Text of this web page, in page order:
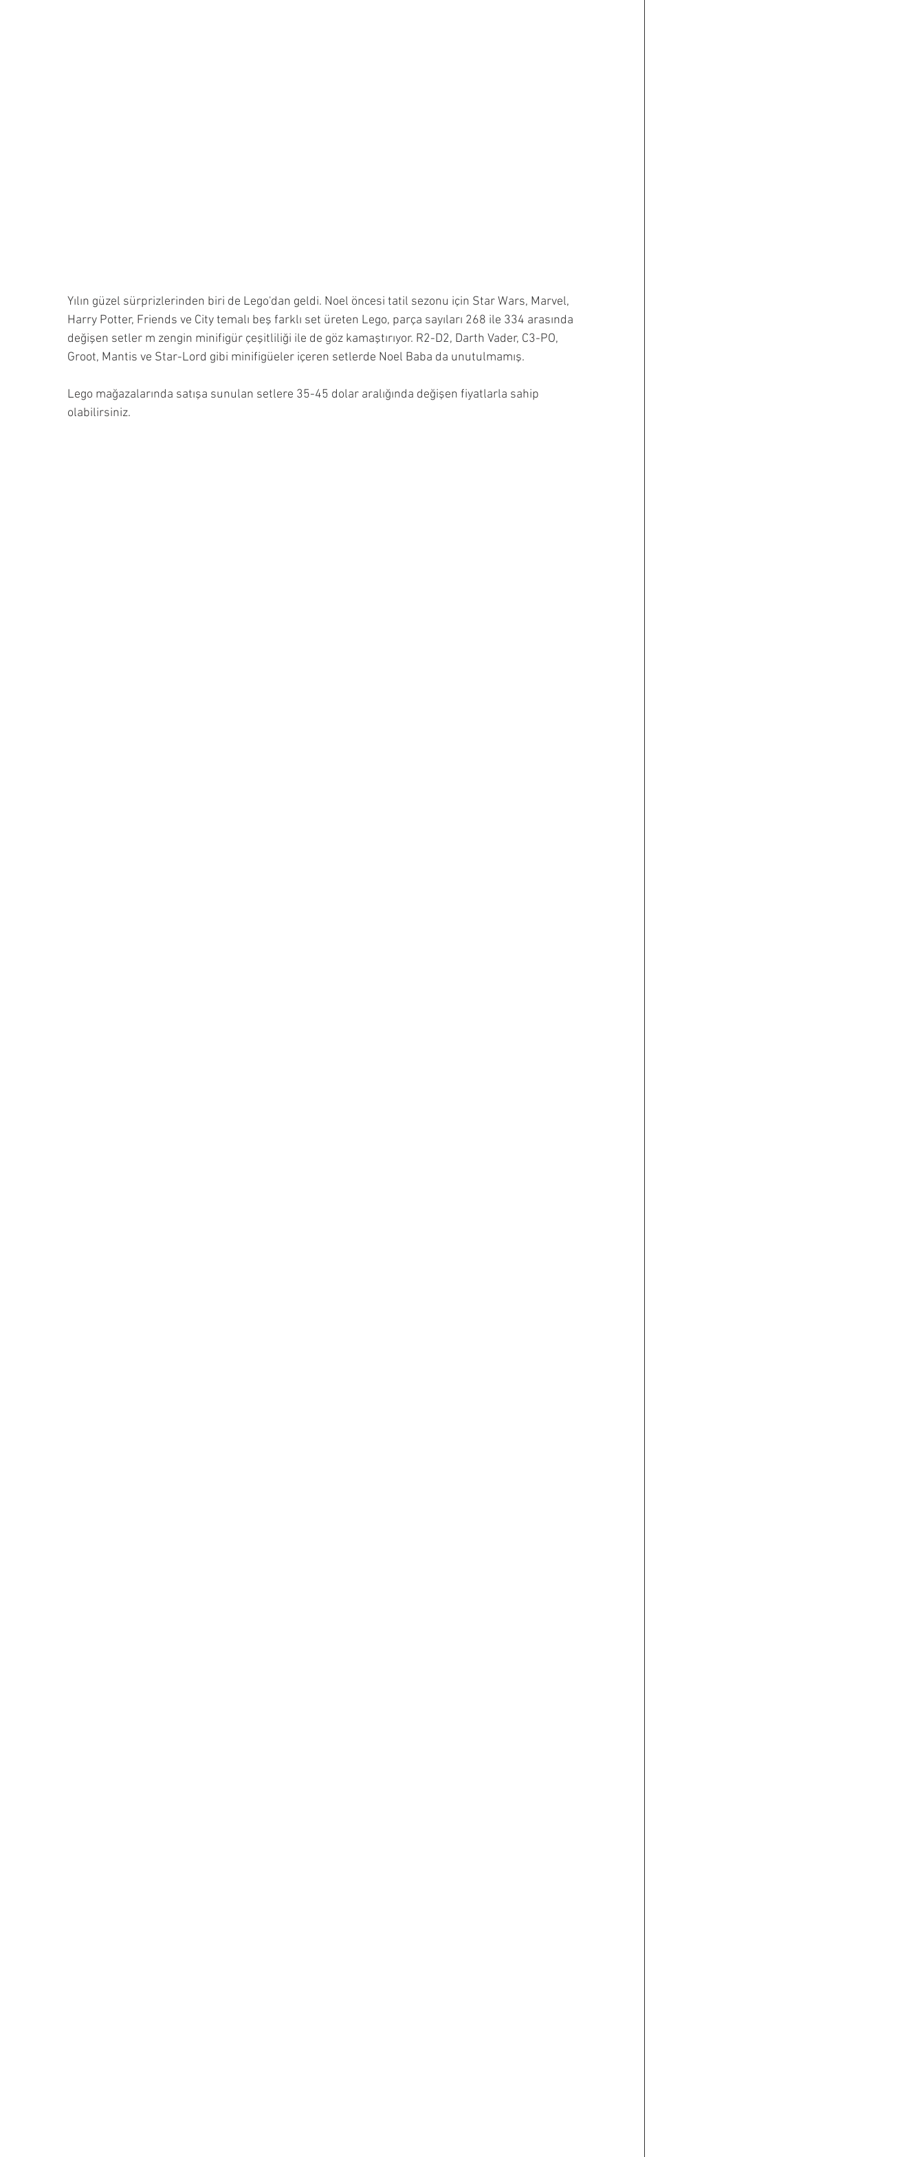
Yılın güzel sürprizlerinden biri de Lego'dan geldi. Noel öncesi tatil sezonu için Star Wars, Marvel,
Harry Potter, Friends ve City temalı beş farklı set üreten Lego, parça sayıları 268 ile 334 arasında
değişen setler m zengin minifigür çeşitliliği ile de göz kamaştırıyor. R2-D2, Darth Vader, C3-PO,
Groot, Mantis ve Star-Lord gibi minifigüeler içeren setlerde Noel Baba da unutulmamış.
Lego mağazalarında satışa sunulan setlere 35-45 dolar aralığında değişen fiyatlarla sahip
olabilirsiniz.